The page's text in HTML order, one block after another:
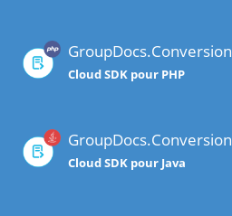
GroupDocs.Conversion
Cloud SDK pour PHP
GroupDocs.Conversion
Cloud SDK pour Java